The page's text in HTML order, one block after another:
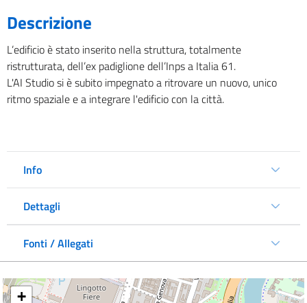
Descrizione
L’edificio è stato inserito nella struttura, totalmente
ristrutturata, dell’ex padiglione dell’Inps a Italia 61.
L'AI Studio si è subito impegnato a ritrovare un nuovo, unico
ritmo spaziale e a integrare l'edificio con la città.
Info
Dettagli
Fonti / Allegati
+